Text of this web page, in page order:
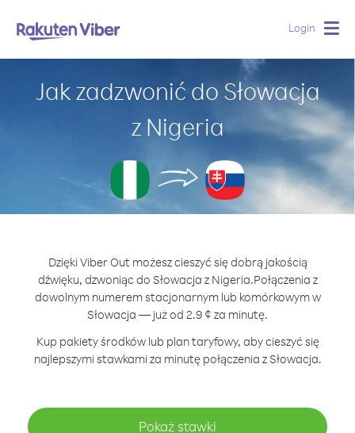
Login
Jak zadzwonić do Słowacja
z Nigeria
Dzięki Viber Out możesz cieszyć się dobrą jakością
dźwięku, dzwoniąc do Słowacja z Nigeria.Połączenia z
dowolnym numerem stacjonarnym lub komórkowym w
Słowacja — już od 2.9 ¢ za minutę.
Kup pakiety środków lub plan taryfowy, aby cieszyć się
najlepszymi stawkami za minutę połączenia z Słowacja.
Pokaż stawki